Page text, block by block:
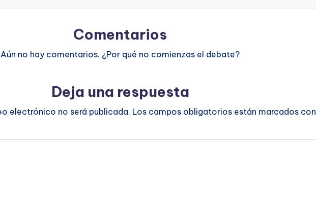
Comentarios
Aún no hay comentarios. ¿Por qué no comienzas el debate?
Deja una respuesta
electrónico no será publicada. Los campos obligatorios están marcados con